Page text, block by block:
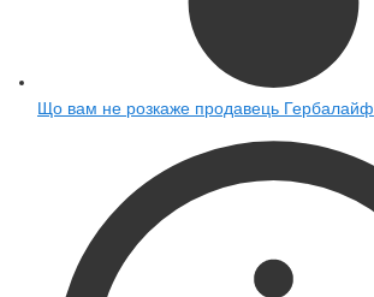
Що вам не розкаже продавець Гербалайф